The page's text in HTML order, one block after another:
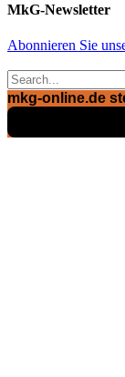
MkG-Newsletter
Abonnieren Sie
mkg-online.de